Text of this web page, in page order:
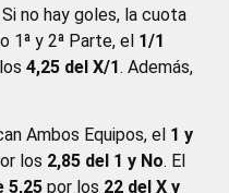
no hay goles, la cuota
1ª y 2ª Parte, el 1/1
4,25 del X/1. Además,
Ambos Equipos, el 1 y
los 2,85 del 1 y No. El
5,25 por los 22 del X y